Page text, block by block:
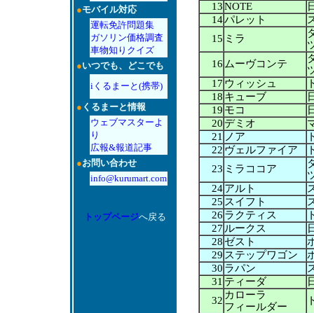
●モバイル対応
運転免許問題集
ガソリン価格調査
車物知りクイズ
●いつでも、どこでも
iくるまーと(携帯)
● くるまーと情報
ウェブマスターよ
り
広報&報道記事
●お問い合わせ
info@kurumart.com
トップページへ戻る
13NOTE
14パレット
15 ミラ
16 ムーヴコンテ
17 ウィッシュ
18 キューブ
19 モコ
20 デミオ
21 ノア
22 ヴェルファイア
23 ミラココア
24 アルト
25 スイフト
26 ラクティス
27 ルークス
28 ゼスト
29 ステップワゴン
30 ラパン
31 ティーダ
32 カローラ
フィールダー